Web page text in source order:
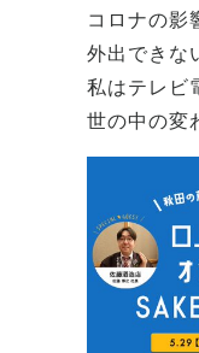
コロナの影
外出できな
私はテレビ
世の中の変